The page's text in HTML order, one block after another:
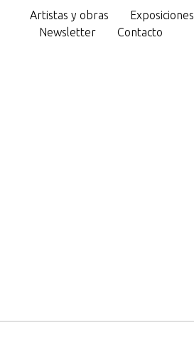
Artistas y obras Exposiciones
Newsletter
Contacto